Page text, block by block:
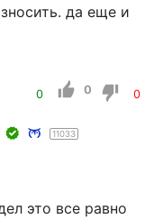
да еще и
0 0 0
11033
это все равно